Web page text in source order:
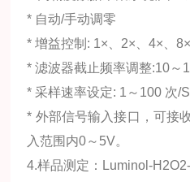
* 自动/手动调零
* 增益控制: 1×、2×、4×、
* 滤波器截止频率调整:10～
* 采样速率设定: 1～100 次/S
* 外部信号输入接口，可接
入范围内0～5V。
4.样品测定：Luminol-